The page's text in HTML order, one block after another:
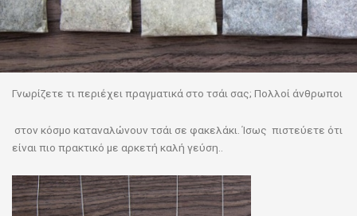
Γνωρίζετε τι περιέχει πραγματικά στο τσάι σας; Πολλοί άνθρωποι
στον κόσμο καταναλώνουν τσάι σε φακελάκι. Ίσως πιστεύετε ότι
είναι πιο πρακτικό με αρκετή καλή γεύση..